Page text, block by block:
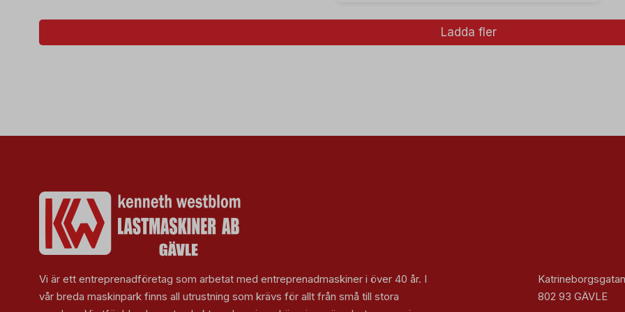
Ladda fler
Vi är ett entreprenadföretag som arbetat med entreprenadmaskiner i över 40 år. I
vår breda maskinpark finns all utrustning som krävs för allt från små till stora
Katrineborgsgatan
802 93 GÄVLE